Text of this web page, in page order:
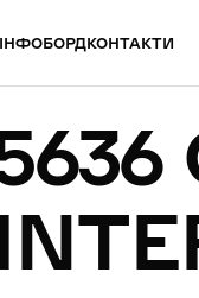
ІНФОБОРДКОНТАКТИ